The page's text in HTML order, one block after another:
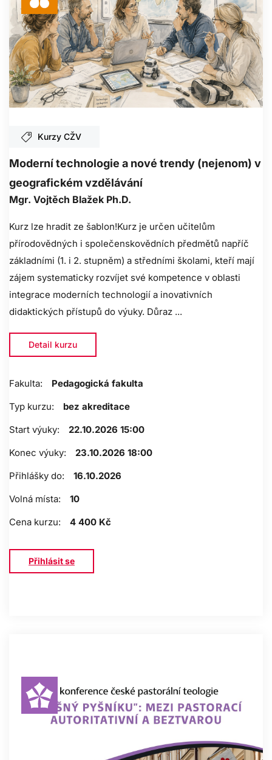
Kurzy CŽV
Moderní technologie a nové trendy (nejenom) v
geografickém vzdělávání
Mgr. Vojtěch Blažek Ph.D.
Kurz lze hradit ze šablon!Kurz je určen učitelům
přírodovědných i společenskovědních předmětů napříč
základními (1. i 2. stupněm) a středními školami, kteří mají
zájem systematicky rozvíjet své kompetence v oblasti
integrace moderních technologií a inovativních
didaktických přístupů do výuky. Důraz ...
Detail kurzu
Fakulta:
Pedagogická fakulta
Typ kurzu:
bez akreditace
Start výuky:
22.10.2026 15:00
Konec výuky:
23.10.2026 18:00
Přihlášky do:
16.10.2026
Volná místa:
10
Cena kurzu:
4 400 Kč
Přihlásit se